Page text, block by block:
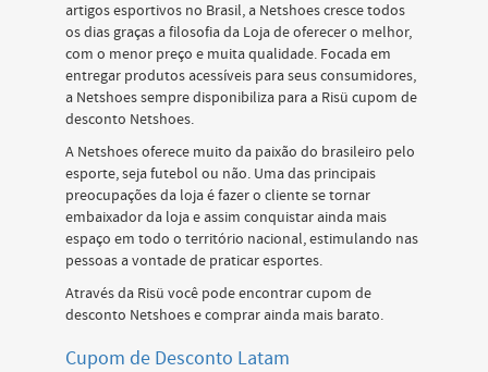
artigos esportivos no Brasil, a Netshoes cresce todos
os dias graças a filosofia da Loja de oferecer o melhor,
com o menor preço e muita qualidade. Focada em
entregar produtos acessíveis para seus consumidores,
a Netshoes sempre disponibiliza para a Risü cupom de
desconto Netshoes.
A Netshoes oferece muito da paixão do brasileiro pelo
esporte, seja futebol ou não. Uma das principais
preocupações da loja é fazer o cliente se tornar
embaixador da loja e assim conquistar ainda mais
espaço em todo o território nacional, estimulando nas
pessoas a vontade de praticar esportes.
Através da Risü você pode encontrar cupom de
desconto Netshoes e comprar ainda mais barato.
Cupom de Desconto Latam